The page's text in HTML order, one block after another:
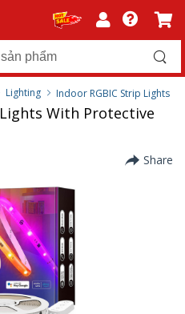
Lighting Indoor RGBIC Strip Lights
Lights With Protective
Share